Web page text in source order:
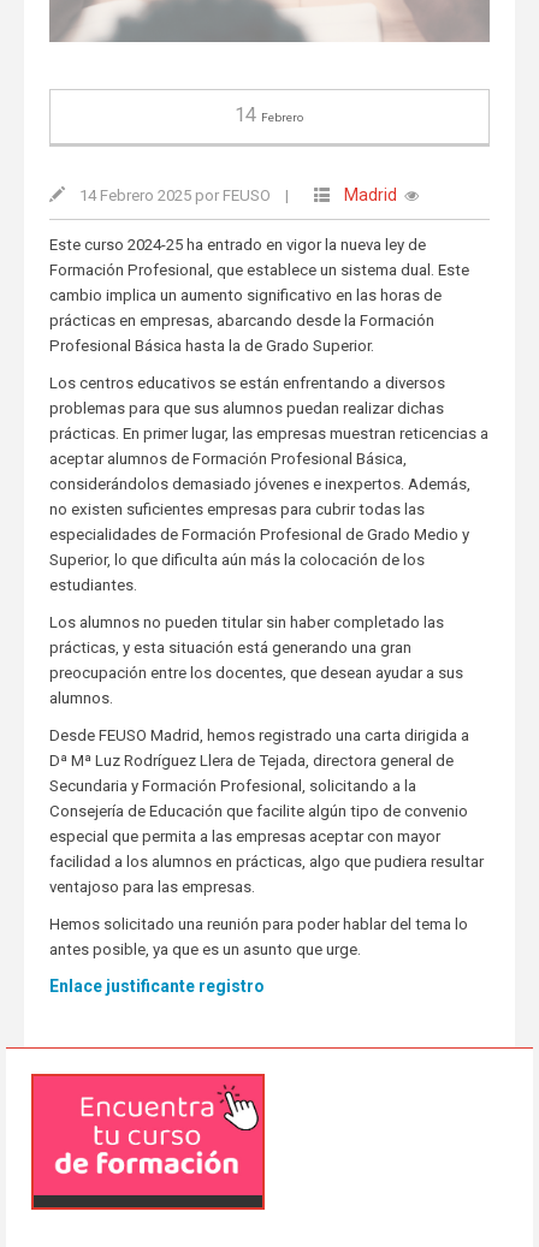
14 Febrero
14 Febrero 2025 por FEUSO | Madrid
Este curso 2024-25 ha entrado en vigor la nueva ley de
Formación Profesional, que establece un sistema dual. Este
cambio implica un aumento significativo en las horas de
prácticas en empresas, abarcando desde la Formación
Profesional Básica hasta la de Grado Superior.
Los centros educativos se están enfrentando a diversos
problemas para que sus alumnos puedan realizar dichas
prácticas. En primer lugar, las empresas muestran reticencias a
aceptar alumnos de Formación Profesional Básica,
considerándolos demasiado jóvenes e inexpertos. Además,
no existen suficientes empresas para cubrir todas las
especialidades de Formación Profesional de Grado Medio y
Superior, lo que dificulta aún más la colocación de los
estudiantes.
Los alumnos no pueden titular sin haber completado las
prácticas, y esta situación está generando una gran
preocupación entre los docentes, que desean ayudar a sus
alumnos.
Desde FEUSO Madrid, hemos registrado una carta dirigida a
Dª Mª Luz Rodríguez Llera de Tejada, directora general de
Secundaria y Formación Profesional, solicitando a la
Consejería de Educación que facilite algún tipo de convenio
especial que permita a las empresas aceptar con mayor
facilidad a los alumnos en prácticas, algo que pudiera resultar
ventajoso para las empresas.
Hemos solicitado una reunión para poder hablar del tema lo
antes posible, ya que es un asunto que urge.
Enlace justificante registro